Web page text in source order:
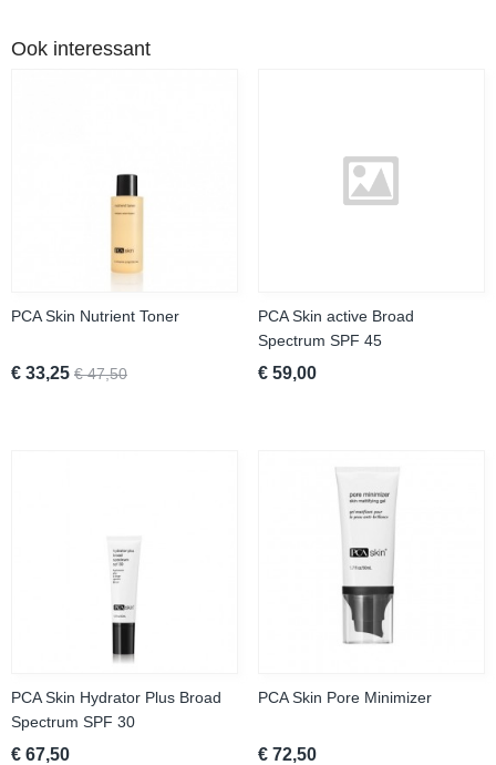
Ook interessant
PCA Skin Nutrient Toner
€ 33,25 € 47,50
PCA Skin active Broad
Spectrum SPF 45
€ 59,00
PCA Skin Hydrator Plus Broad
Spectrum SPF 30
€ 67,50
PCA Skin Pore Minimizer
€ 72,50